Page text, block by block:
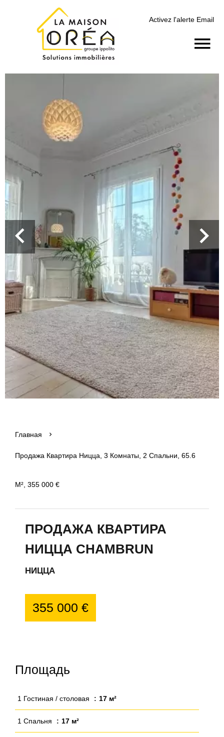
Activez l'alerte Email
Главная
Продажа Квартира Ницца, 3 Комнаты, 2 Спальни, 65.6
М², 355 000 €
ПРОДАЖА КВАРТИРА
НИЦЦА CHAMBRUN
НИЦЦА
355 000 €
Площадь
1 Гостиная / столовая 17 м²
1 Спальня 17 м²